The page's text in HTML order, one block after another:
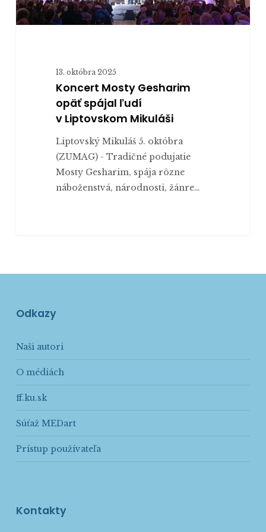
13. októbra 2025
Koncert Mosty Gesharim
opäť spájal ľudí
v Liptovskom Mikuláši
Liptovský Mikuláš 5. októbra
(ZUMAG) - Tradičné podujatie
Mosty Gesharim, spája rôzne
náboženstvá, národnosti, žánre…
Odkazy
Naši autori
O médiách
ff.ku.sk
Súťaž MEDart
Prístup používateľa
Kontakty